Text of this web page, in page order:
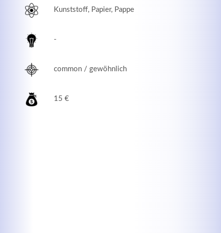
Kunststoff, Papier, Pappe
-
common / gewöhnlich
15 €
MEHR INFOS